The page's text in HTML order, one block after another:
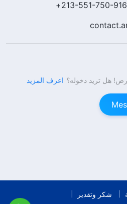
هل تريد دخوله؟ اعرف المزيد
شكر وتقدير